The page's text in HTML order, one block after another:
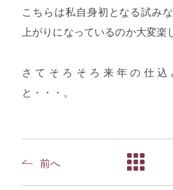
こちらは私自身初となる試み
上がりになっているのか大変楽
さてそろそろ来年の仕
と・・・。
前へ